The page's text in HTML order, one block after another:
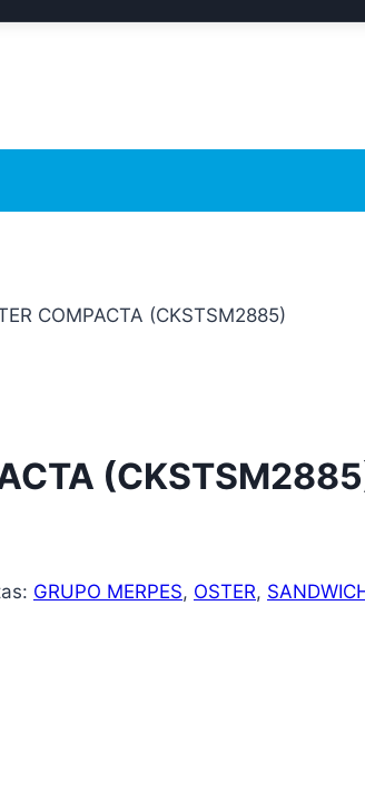
COMPACTA (CKSTSM2885)
GRUPO MERPES, OSTER,